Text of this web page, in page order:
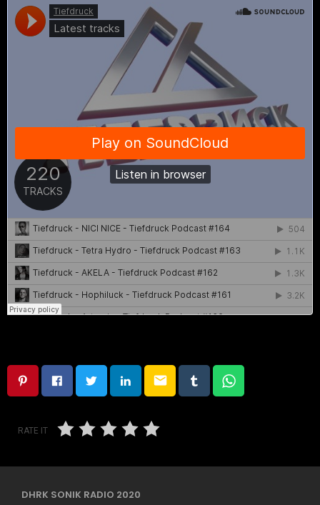
email
RATE IT
DHRK SONIK RADIO 2020